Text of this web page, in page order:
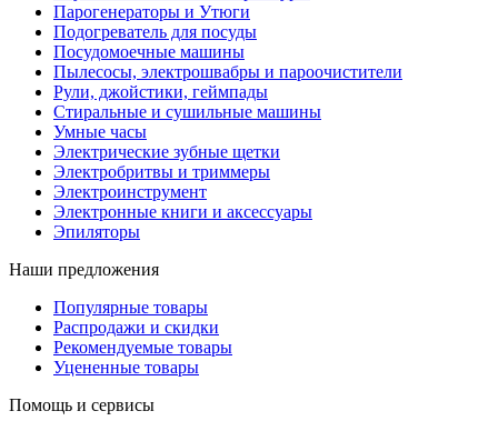
Парогенераторы и Утюги
Подогреватель для посуды
Посудомоечные машины
Пылесосы, электрошвабры и пароочистители
Рули, джойстики, геймпады
Стиральные и сушильные машины
Умные часы
Электрические зубные щетки
Электробритвы и триммеры
Электроинструмент
Электронные книги и аксессуары
Эпиляторы
Наши предложения
Популярные товары
Распродажи и скидки
Рекомендуемые товары
Уцененные товары
Помощь и сервисы